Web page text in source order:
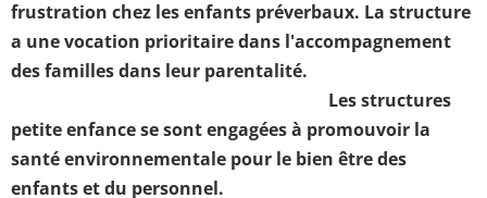
frustration chez les enfants préverbaux. La structure
a une vocation prioritaire dans l'accompagnement
des familles dans leur parentalité.
Les structures
petite enfance se sont engagées à promouvoir la
santé environnementale pour le bien être des
enfants et du personnel.